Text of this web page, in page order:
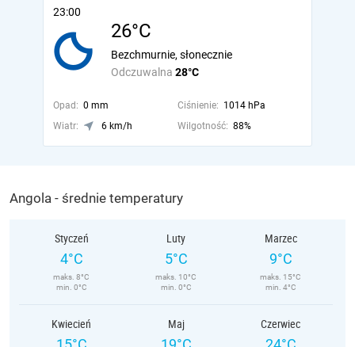
23:00
26°C
Odczuwalna 28°C
Bezchmurnie, słonecznie
Opad: 0 mm Ciśnienie: 1014 hPa
Wiatr:
6 km/h Wilgotność: 88%
Angola - średnie temperatury
Styczeń
4°C
maks. 8°C
min. 0°C
Luty
5°C
maks. 10°C
min. 0°C
Marzec
9°C
maks. 15°C
min. 4°C
Kwiecień Maj Czerwiec